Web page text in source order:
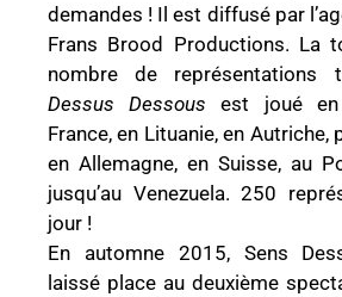
demandes ! Il est diffusé par
Frans Brood Productions. La
nombre de représentations
Dessus Dessous est joué en
France, en Lituanie, en Autriche,
en Allemagne, en Suisse, au
jusqu’au Venezuela. 250
jour !
En automne 2015, Sens
laissé place au deuxième